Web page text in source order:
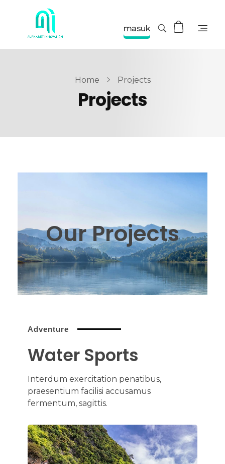
masuk
Home Projects
Projects
Our Projects
Adventure
Water Sports
Interdum exercitation penatibus,
praesentium facilisi accusamus
fermentum, sagittis.